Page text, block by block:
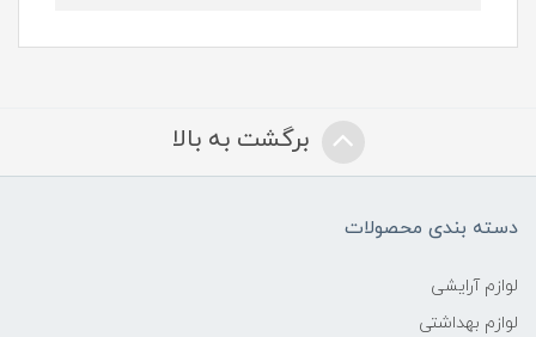
برگشت به بالا
دسته بندی محصولات
لوازم آرایشی
لوازم بهداشتی